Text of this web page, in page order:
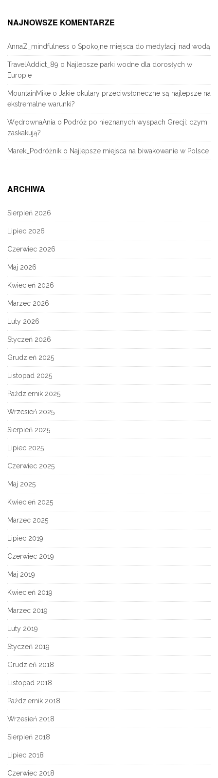
NAJNOWSZE KOMENTARZE
AnnaZ_mindfulness o Spokojne miejsca do medytacji nad wodą
TravelAddict_89 o Najlepsze parki wodne dla dorosłych w
Europie
MountainMike o Jakie okulary przeciwsłoneczne są najlepsze na
ekstremalne warunki?
WędrownaAnia o Podróż po nieznanych wyspach Grecji: czym
zaskakują?
Marek_Podróżnik o Najlepsze miejsca na biwakowanie w Polsce
ARCHIWA
Sierpień 2026
Lipiec 2026
Czerwiec 2026
Maj 2026
Kwiecień 2026
Marzec 2026
Luty 2026
Styczeń 2026
Grudzień 2025
Listopad 2025
Październik 2025
Wrzesień 2025
Sierpień 2025
Lipiec 2025
Czerwiec 2025
Maj 2025
Kwiecień 2025
Marzec 2025
Lipiec 2019
Czerwiec 2019
Maj 2019
Kwiecień 2019
Marzec 2019
Luty 2019
Styczeń 2019
Grudzień 2018
Listopad 2018
Październik 2018
Wrzesień 2018
Sierpień 2018
Lipiec 2018
Czerwiec 2018